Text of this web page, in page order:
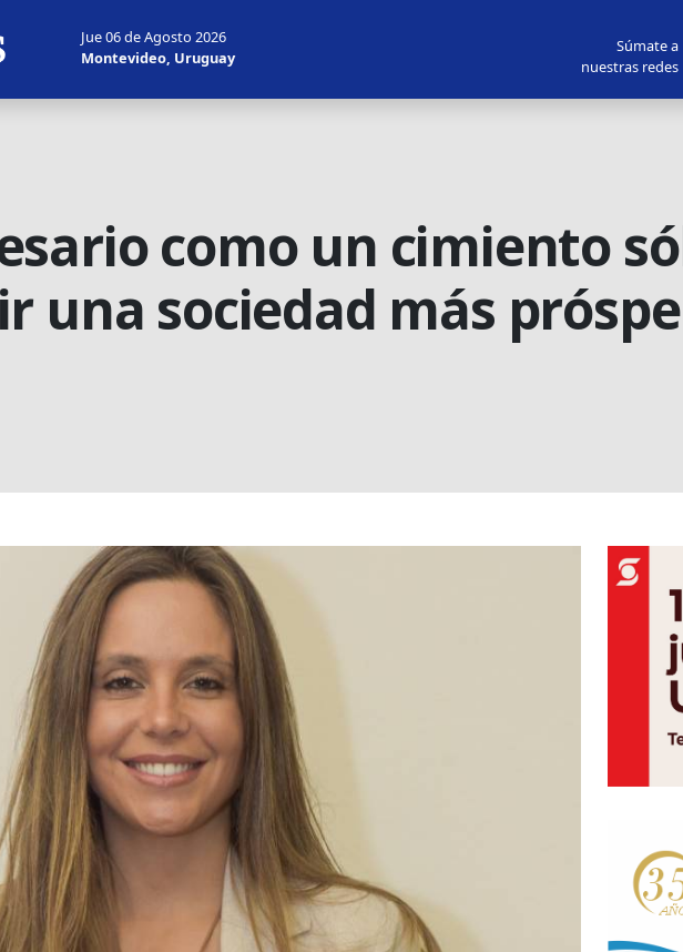
Jue 06 de Agosto 2026
Montevideo, Uruguay
Súmate a
nuestras redes
como un cimiento
una sociedad más